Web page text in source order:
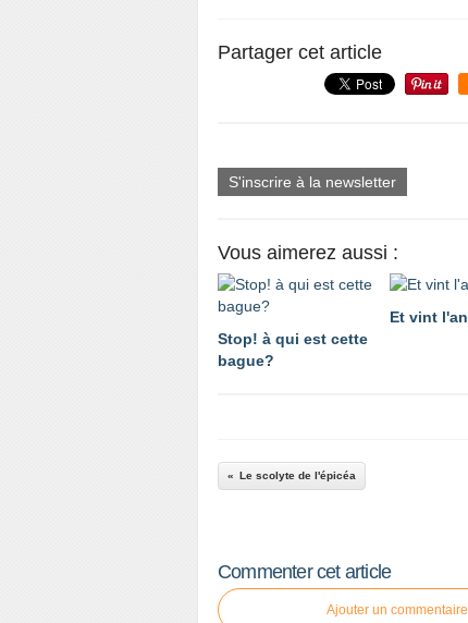
Partager cet article
S'inscrire à la newsletter
Vous aimerez aussi :
Stop! à qui est cette
bague?
Et vint
Le scolyte de l'épicéa
Commenter cet article
Ajouter un commentaire